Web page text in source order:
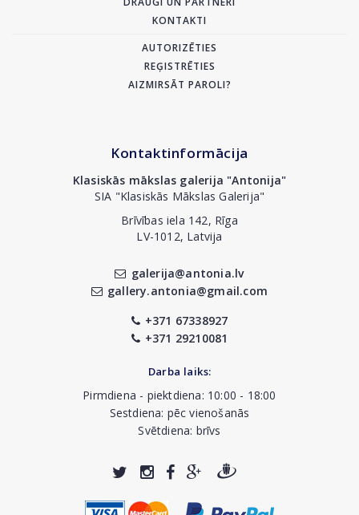
KONTAKTI
AUTORIZĒTIES
REĢISTRĒTIES
AIZMIRSĀT PAROLI?
Kontaktinformācija
Klasiskās mākslas galerija "Antonija"
SIA "Klasiskās Mākslas Galerija"
Brīvības iela 142, Rīga
LV-1012, Latvija
galerija@antonia.lv
gallery.antonia@gmail.com
+371 67338927
+371 29210081
Darba laiks:
Pirmdiena - piektdiena: 10:00 - 18:00
Sestdiena: pēc vienošanās
Svētdiena: brīvs